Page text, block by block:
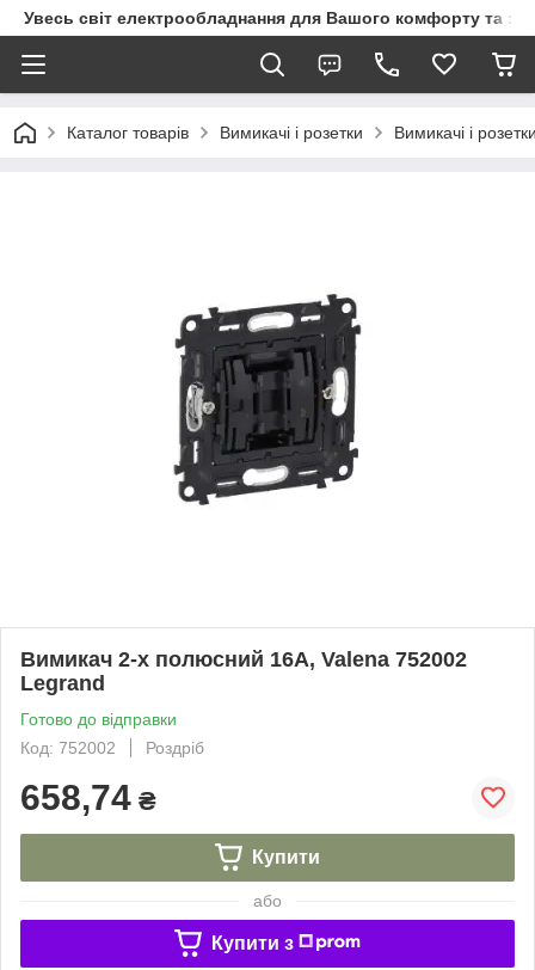
Увесь світ електрообладнання для Вашого комфорту та
Каталог товарів Вимикачі і розетки Вимикачі і
Вимикач 2-х полюсний 16А, Valena 752002
Legrand
Готово до відправки
Код: 752002
Роздріб
658,74 ₴
Купити
або
Купити з